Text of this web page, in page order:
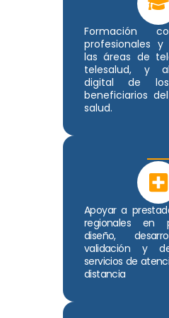
Formación
profesionales
las áreas de
telesalud, y
digital de
beneficiarios
salud.
Apoyar a
regionales en
diseño,
validación y
servicios de
distancia